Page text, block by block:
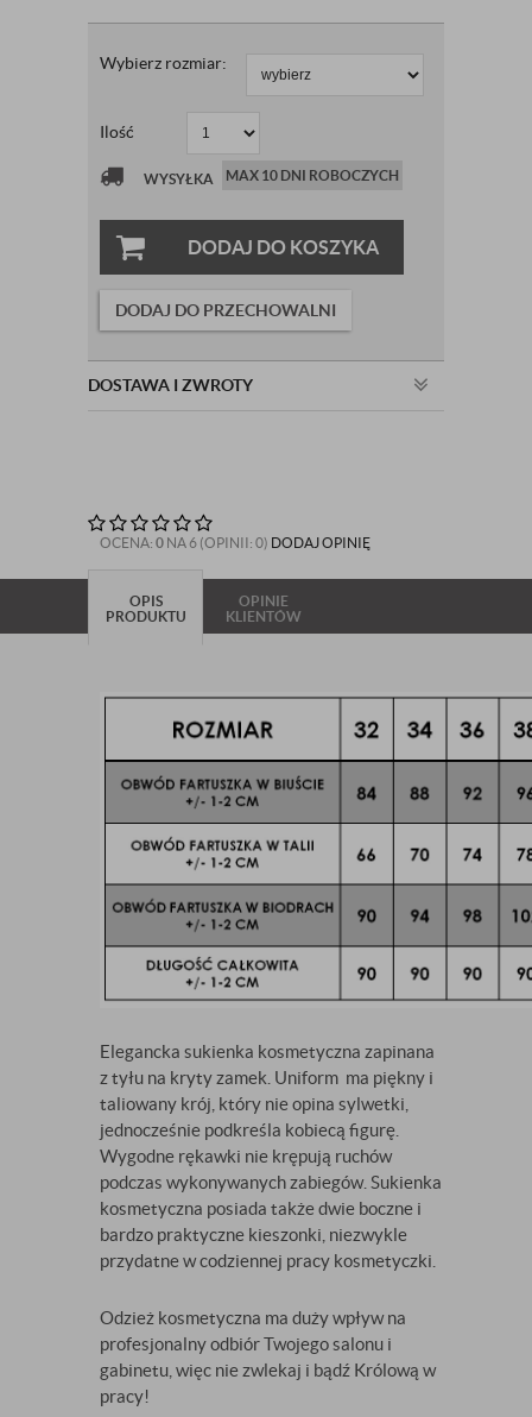
Wybierz rozmiar:
Ilość
WYSYŁKA MAX 10 DNI ROBOCZYCH
DODAJ DO KOSZYKA
DODAJ DO PRZECHOWALNI
DOSTAWA I ZWROTY
OCENA: 0 NA 6 (OPINII: 0) DODAJ OPINIĘ
OPIS
PRODUKTU
OPINIE
KLIENTÓW
Elegancka sukienka kosmetyczna zapinana
z tyłu na kryty zamek. Uniform ma piękny i
taliowany krój, który nie opina sylwetki,
jednocześnie podkreśla kobiecą figurę.
Wygodne rękawki nie krępują ruchów
podczas wykonywanych zabiegów. Sukienka
kosmetyczna posiada także dwie boczne i
bardzo praktyczne kieszonki, niezwykle
przydatne w codziennej pracy kosmetyczki.
Odzież kosmetyczna ma duży wpływ na
profesjonalny odbiór Twojego salonu i
gabinetu, więc nie zwlekaj i bądź Królową w
pracy!